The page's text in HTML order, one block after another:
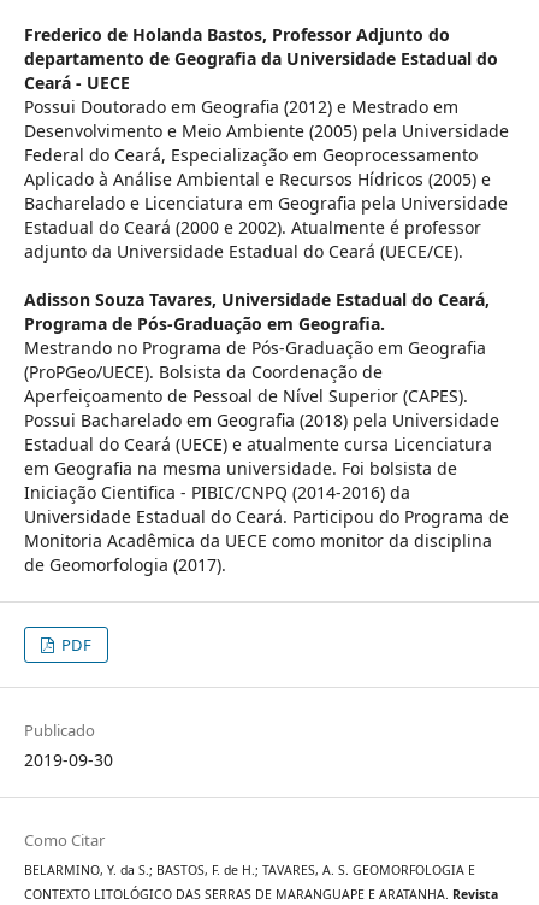
Frederico de Holanda Bastos, Professor Adjunto do
departamento de Geografia da Universidade Estadual do
Ceará - UECE
Possui Doutorado em Geografia (2012) e Mestrado em
Desenvolvimento e Meio Ambiente (2005) pela Universidade
Federal do Ceará, Especialização em Geoprocessamento
Aplicado à Análise Ambiental e Recursos Hídricos (2005) e
Bacharelado e Licenciatura em Geografia pela Universidade
Estadual do Ceará (2000 e 2002). Atualmente é professor
adjunto da Universidade Estadual do Ceará (UECE/CE).
Adisson Souza Tavares, Universidade Estadual do Ceará,
Programa de Pós-Graduação em Geografia.
Mestrando no Programa de Pós-Graduação em Geografia
(ProPGeo/UECE). Bolsista da Coordenação de
Aperfeiçoamento de Pessoal de Nível Superior (CAPES).
Possui Bacharelado em Geografia (2018) pela Universidade
Estadual do Ceará (UECE) e atualmente cursa Licenciatura
em Geografia na mesma universidade. Foi bolsista de
Iniciação Cientifica - PIBIC/CNPQ (2014-2016) da
Universidade Estadual do Ceará. Participou do Programa de
Monitoria Acadêmica da UECE como monitor da disciplina
de Geomorfologia (2017).
PDF
Publicado
2019-09-30
Como Citar
BELARMINO, Y. da S.; BASTOS, F. de H.; TAVARES, A. S. GEOMORFOLOGIA E
CONTEXTO LITOLÓGICO DAS SERRAS DE MARANGUAPE E ARATANHA. Revista